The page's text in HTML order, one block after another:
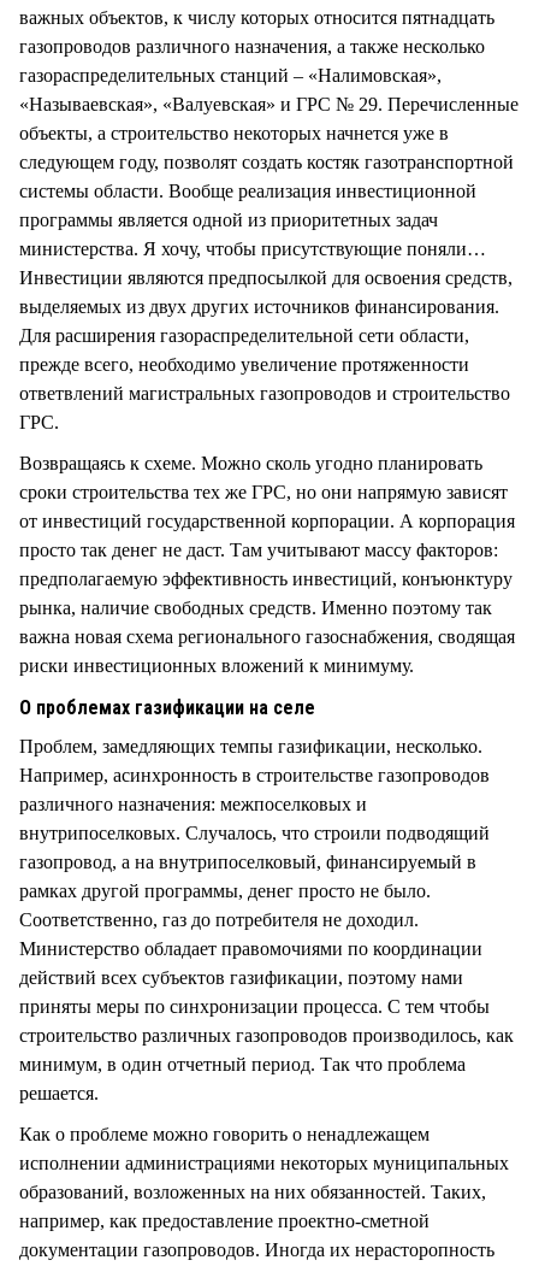
важных объектов, к числу которых относится пятнадцать
газопроводов различного назначения, а также несколько
газораспределительных станций – «Налимовская»,
«Называевская», «Валуевская» и ГРС № 29. Перечисленные
объекты, а строительство некоторых начнется уже в
следующем году, позволят создать костяк газотранспортной
системы области. Вообще реализация инвестиционной
программы является одной из приоритетных задач
министерства. Я хочу, чтобы присутствующие поняли…
Инвестиции являются предпосылкой для освоения средств,
выделяемых из двух других источников финансирования.
Для расширения газораспределительной сети области,
прежде всего, необходимо увеличение протяженности
ответвлений магистральных газопроводов и строительство
ГРС.
Возвращаясь к схеме. Можно сколь угодно планировать
сроки строительства тех же ГРС, но они напрямую зависят
от инвестиций государственной корпорации. А корпорация
просто так денег не даст. Там учитывают массу факторов:
предполагаемую эффективность инвестиций, конъюнктуру
рынка, наличие свободных средств. Именно поэтому так
важна новая схема регионального газоснабжения, сводящая
риски инвестиционных вложений к минимуму.
О проблемах газификации на селе
Проблем, замедляющих темпы газификации, несколько.
Например, асинхронность в строительстве газопроводов
различного назначения: межпоселковых и
внутрипоселковых. Случалось, что строили подводящий
газопровод, а на внутрипоселковый, финансируемый в
рамках другой программы, денег просто не было.
Соответственно, газ до потребителя не доходил.
Министерство обладает правомочиями по координации
действий всех субъектов газификации, поэтому нами
приняты меры по синхронизации процесса. С тем чтобы
строительство различных газопроводов производилось, как
минимум, в один отчетный период. Так что проблема
решается.
Как о проблеме можно говорить о ненадлежащем
исполнении администрациями некоторых муниципальных
образований, возложенных на них обязанностей. Таких,
например, как предоставление проектно-сметной
документации газопроводов. Иногда их нерасторопность